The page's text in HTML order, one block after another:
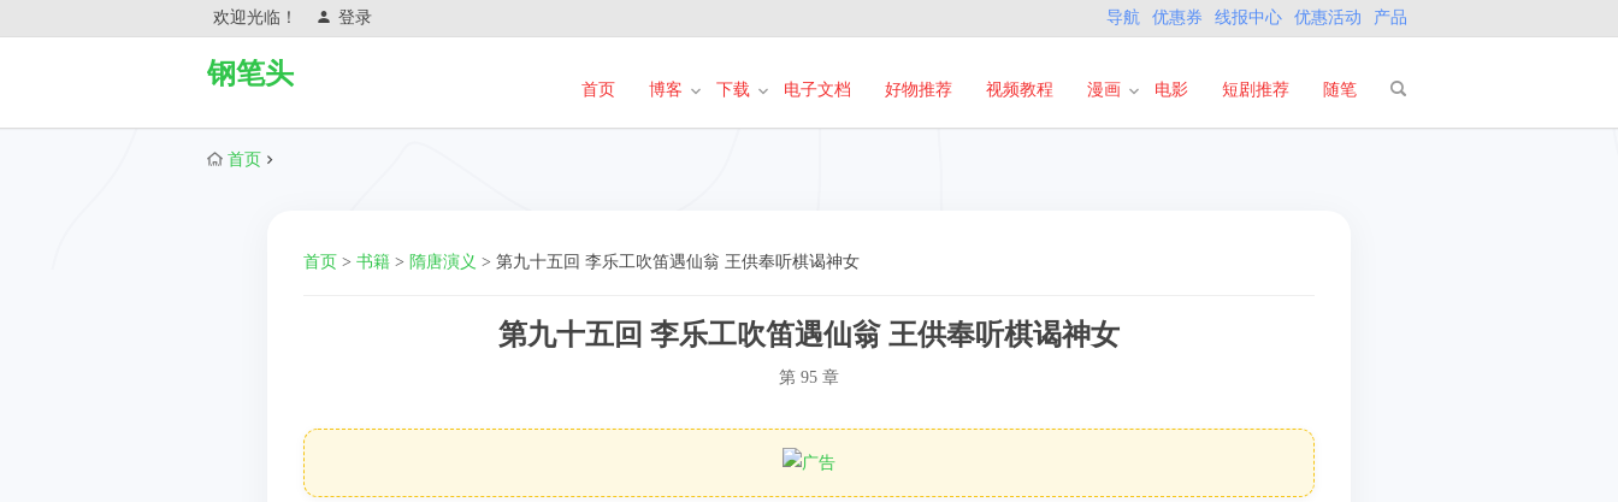
欢迎光临！ 登录 导航 优惠券 线报中心 优惠活动 产品
钢笔头
首页 博客 下载 电子文档 好物推荐 视频教程 漫画 电影 短剧推荐 随笔
首页
首页 > 书籍 > 隋唐演义 > 第九十五回 李乐工吹笛遇仙翁 王供奉听棋谒神女
第九十五回 李乐工吹笛遇仙翁 王供奉听棋谒神女
第 95 章